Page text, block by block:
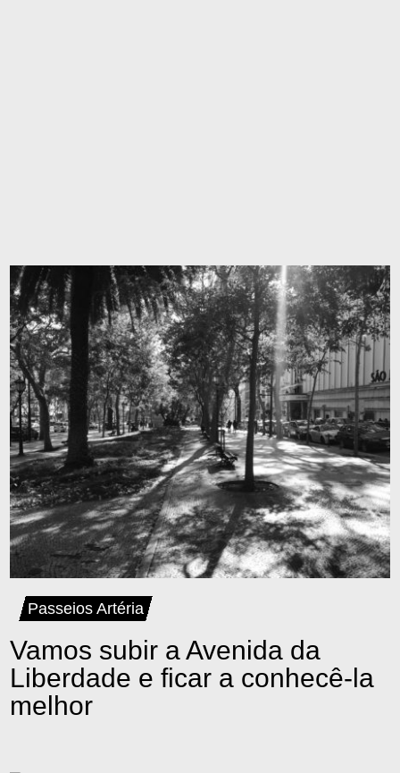
Vamos subir a Avenida da
Liberdade e ficar a conhecê-la
melhor
Passeios Artéria